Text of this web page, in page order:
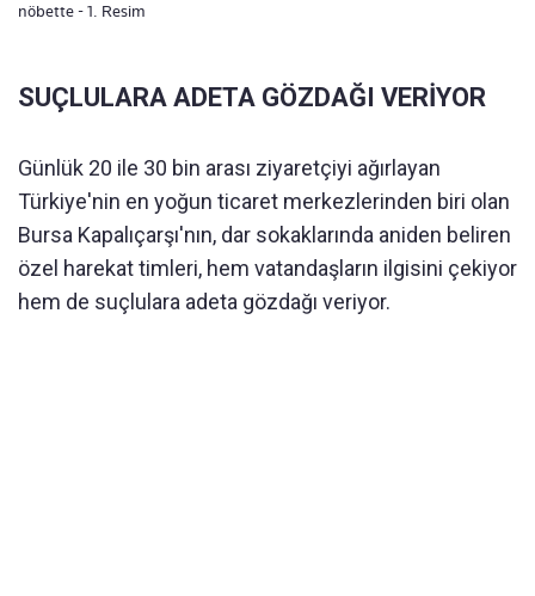
nöbette - 1. Resim
SUÇLULARA ADETA GÖZDAĞI VERİYOR
Günlük 20 ile 30 bin arası ziyaretçiyi ağırlayan
Türkiye'nin en yoğun ticaret merkezlerinden biri olan
Bursa Kapalıçarşı'nın, dar sokaklarında aniden beliren
özel harekat timleri, hem vatandaşların ilgisini çekiyor
hem de suçlulara adeta gözdağı veriyor.